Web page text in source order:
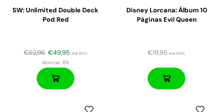
SW: Unlimited Double Deck
Pod Red
€52,95 €49,95 iva incl.
Ahorras:6%
Disney Lorcana: Álbum 10
Páginas Evil Queen
€19,95 iva incl.